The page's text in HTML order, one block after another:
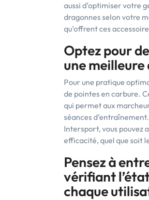
aussi d’optimiser votre
dragonnes selon votre
qu’offrent ces
Optez pour
une
Pour une pratique
de pointes en carbure.
qui permet aux
séances
Intersport, vous pouvez
efficacité, quel que soit
Pensez à
vérifiant
chaque